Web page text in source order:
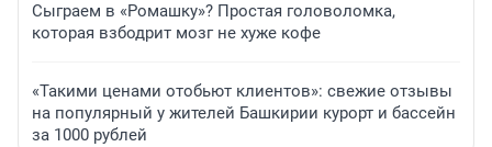
Сыграем в «Ромашку»? Простая головоломка,
которая взбодрит мозг не хуже кофе
«Такими ценами отобьют клиентов»: свежие отзывы
на популярный у жителей Башкирии курорт и бассейн
за 1000 рублей